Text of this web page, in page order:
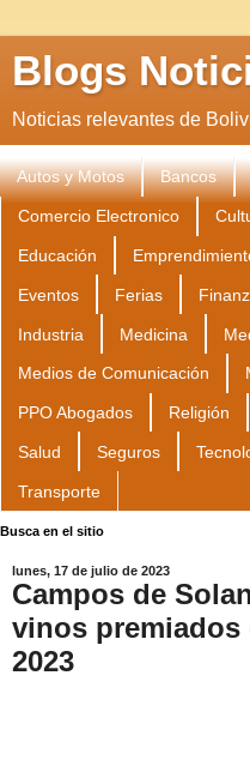
Blogs
Noticias relevantes de
Autos y Motos Bancos
Comercio Electronico
Educación
Eventos Ferias
Industria Medicina
Medios de Comunicación
PPO Abogados Religión
Salud Seguros
Transporte
Busca en el sitio
lunes, 17 de julio de 2023
Campos de
vinos premiados
2023